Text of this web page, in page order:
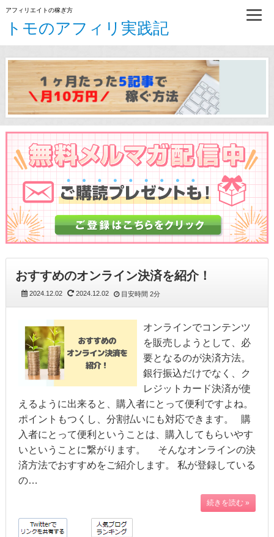
アフィリエイトの稼ぎ方
トモのアフィリ実践記
おすすめのオンライン決済を紹介！
2024.12.02 2024.12.02 目安時間 2分
オンラインでコンテンツ
を販売しようとして、必
要となるのが決済方法。
銀行振込だけでなく、ク
レジットカード決済が使
えるように出来ると、購入者にとって便利ですよね。
ポイントもつくし、分割払いにも対応できます。 購
入者にとって便利ということは、購入してもらいやす
いということに繋がります。 そんなオンラインの決
済方法でおすすめをご紹介します。 私が登録している
の…
続きを読む »